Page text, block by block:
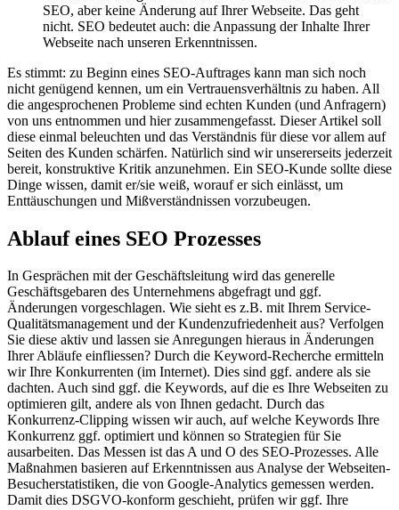
SEO, aber keine Änderung auf Ihrer Webseite. Das geht
nicht. SEO bedeutet auch: die Anpassung der Inhalte Ihrer
Webseite nach unseren Erkenntnissen.
Es stimmt: zu Beginn eines SEO-Auftrages kann man sich noch
nicht genügend kennen, um ein Vertrauensverhältnis zu haben. All
die angesprochenen Probleme sind echten Kunden (und Anfragern)
von uns entnommen und hier zusammengefasst. Dieser Artikel soll
diese einmal beleuchten und das Verständnis für diese vor allem auf
Seiten des Kunden schärfen. Natürlich sind wir unsererseits jederzeit
bereit, konstruktive Kritik anzunehmen. Ein SEO-Kunde sollte diese
Dinge wissen, damit er/sie weiß, worauf er sich einlässt, um
Enttäuschungen und Mißverständnissen vorzubeugen.
Ablauf eines SEO Prozesses
In Gesprächen mit der Geschäftsleitung wird das generelle
Geschäftsgebaren des Unternehmens abgefragt und ggf.
Änderungen vorgeschlagen. Wie sieht es z.B. mit Ihrem Service-
Qualitätsmanagement und der Kundenzufriedenheit aus? Verfolgen
Sie diese aktiv und lassen sie Anregungen hieraus in Änderungen
Ihrer Abläufe einfliessen? Durch die Keyword-Recherche ermitteln
wir Ihre Konkurrenten (im Internet). Dies sind ggf. andere als sie
dachten. Auch sind ggf. die Keywords, auf die es Ihre Webseiten zu
optimieren gilt, andere als von Ihnen gedacht. Durch das
Konkurrenz-Clipping wissen wir auch, auf welche Keywords Ihre
Konkurrenz ggf. optimiert und können so Strategien für Sie
ausarbeiten. Das Messen ist das A und O des SEO-Prozesses. Alle
Maßnahmen basieren auf Erkenntnissen aus Analyse der Webseiten-
Besucherstatistiken, die von Google-Analytics gemessen werden.
Damit dies DSGVO-konform geschieht, prüfen wir ggf. Ihre